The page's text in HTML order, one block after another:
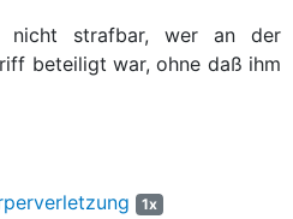
strafbar, wer an der
beteiligt war, ohne daß ihm
1x